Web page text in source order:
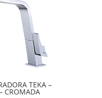
TEKA –
CROMADA